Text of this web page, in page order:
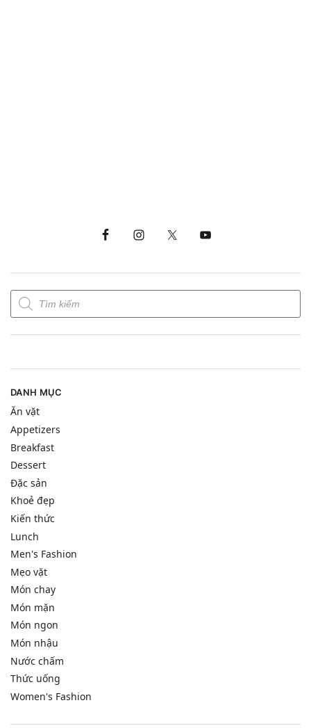
DANH MỤC
Ăn vặt
Appetizers
Breakfast
Dessert
Đặc sản
Khoẻ đẹp
Kiến thức
Lunch
Men's Fashion
Mẹo vặt
Món chay
Món mặn
Món ngon
Món nhậu
Nước chấm
Thức uống
Women's Fashion